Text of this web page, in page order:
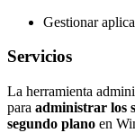
Gestionar
Servicios
La herramienta
para administrar los
segundo plano en